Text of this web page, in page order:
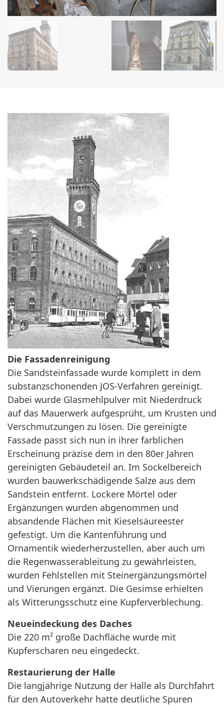
Die Fassadenreinigung
Die Sandsteinfassade wurde komplett in dem
substanzschonenden JOS-Verfahren gereinigt.
Dabei wurde Glasmehlpulver mit Niederdruck
auf das Mauerwerk aufgesprüht, um Krusten und
Verschmutzungen zu lösen. Die gereinigte
Fassade passt sich nun in ihrer farblichen
Erscheinung präzise dem in den 80er Jahren
gereinigten Gebäudeteil an. Im Sockelbereich
wurden bauwerkschädigende Salze aus dem
Sandstein entfernt. Lockere Mörtel oder
Ergänzungen wurden abgenommen und
absandende Flächen mit Kieselsäureester
gefestigt. Um die Kantenführung und
Ornamentik wiederherzustellen, aber auch um
die Regenwasserableitung zu gewährleisten,
wurden Fehlstellen mit Steinergänzungsmörtel
und Vierungen ergänzt. Die Gesimse erhielten
als Witterungsschutz eine Kupferverblechung.
Neueindeckung des Daches
Die 220 m² große Dachfläche wurde mit
Kupferscharen neu eingedeckt.
Restaurierung der Halle
Die langjährige Nutzung der Halle als Durchfahrt
für den Autoverkehr hatte deutliche Spuren